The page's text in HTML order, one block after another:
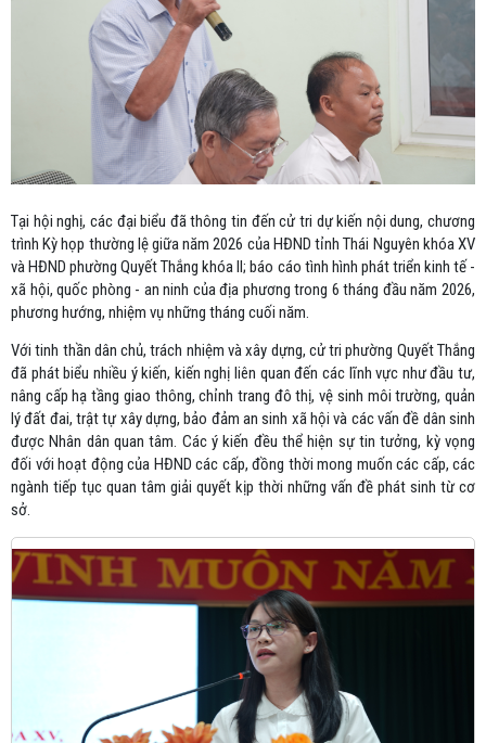
Tại hội nghị, các đại biểu đã thông tin đến cử tri dự kiến nội dung, chương
trình Kỳ họp thường lệ giữa năm 2026 của HĐND tỉnh Thái Nguyên khóa XV
và HĐND phường Quyết Thắng khóa II; báo cáo tình hình phát triển kinh tế -
xã hội, quốc phòng - an ninh của địa phương trong 6 tháng đầu năm 2026,
phương hướng, nhiệm vụ những tháng cuối năm.
Với tinh thần dân chủ, trách nhiệm và xây dựng, cử tri phường Quyết Thắng
đã phát biểu nhiều ý kiến, kiến nghị liên quan đến các lĩnh vực như đầu tư,
nâng cấp hạ tầng giao thông, chỉnh trang đô thị, vệ sinh môi trường, quản
lý đất đai, trật tự xây dựng, bảo đảm an sinh xã hội và các vấn đề dân sinh
được Nhân dân quan tâm. Các ý kiến đều thể hiện sự tin tưởng, kỳ vọng
đối với hoạt động của HĐND các cấp, đồng thời mong muốn các cấp, các
ngành tiếp tục quan tâm giải quyết kịp thời những vấn đề phát sinh từ cơ
sở.